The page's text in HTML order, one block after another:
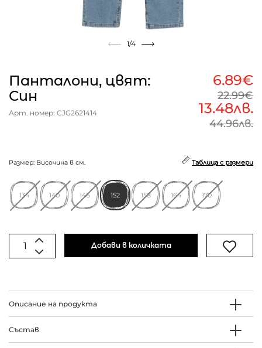
1/4
Панталони, цвят:
Син
Арт. номер: CJG2621414
6.89€
22.99€
13.48лв.
44.96лв.
Размер: Височина в см. Таблица с размери
134 140 146 152 158 164 170
Добави в количката
Описание на продукта
Състав